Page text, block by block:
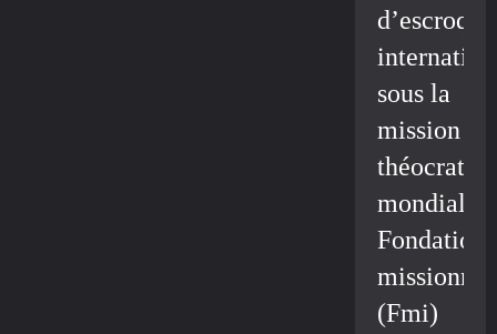
sous la
mission
mondiale/
Fondation
(Fmi)